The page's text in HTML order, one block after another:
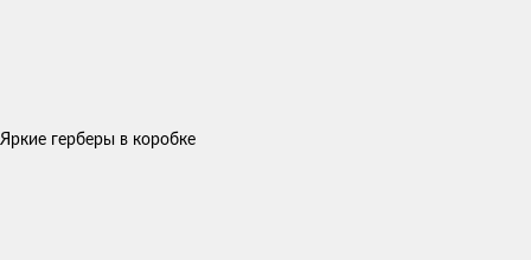
Яркие герберы в коробке